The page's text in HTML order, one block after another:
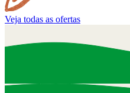
Veja todas as ofertas